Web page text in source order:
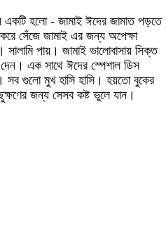
হলো - জামাই ঈদের জামাত পড়তে
সেঁজে জামাই এর জন্য অপেক্ষা
পায়। জামাই ভালোবাসায় সিক্ত
এক সাথে ঈদের স্পেশাল ডিস
গুলো মুখ হাসি হাসি। হয়তো বুকের
জন্য সেসব কষ্ট ভুলে যান।